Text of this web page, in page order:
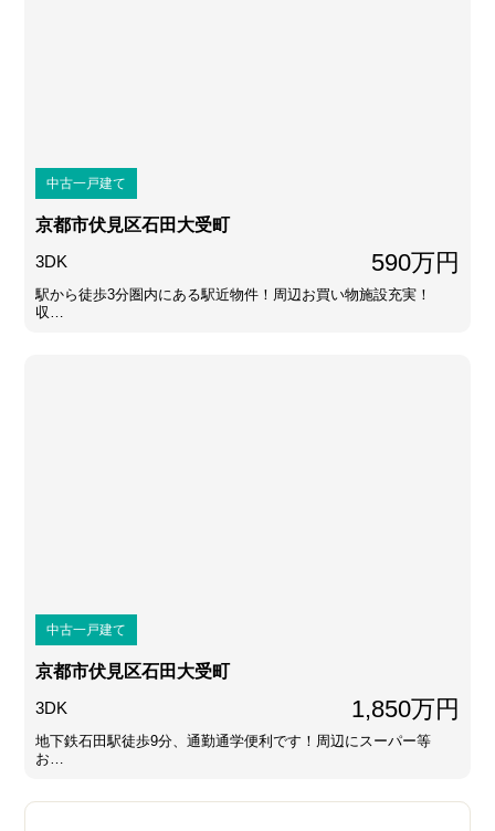
中古一戸建て
京都市伏見区石田大受町
3DK
590万円
駅から徒歩3分圏内にある駅近物件！周辺お買い物施設充実！
収…
中古一戸建て
京都市伏見区石田大受町
3DK
1,850万円
地下鉄石田駅徒歩9分、通勤通学便利です！周辺にスーパー等
お…